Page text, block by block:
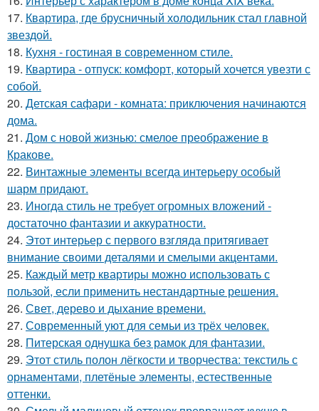
17. Квартира, где брусничный холодильник стал главной
звездой.
18. Кухня - гостиная в современном стиле.
19. Квартира - отпуск: комфорт, который хочется увезти с
собой.
20. Детская сафари - комната: приключения начинаются
дома.
21. Дом с новой жизнью: смелое преображение в
Кракове.
22. Винтажные элементы всегда интерьеру особый
шарм придают.
23. Иногда стиль не требует огромных вложений -
достаточно фантазии и аккуратности.
24. Этот интерьер с первого взгляда притягивает
внимание своими деталями и смелыми акцентами.
25. Каждый метр квартиры можно использовать с
пользой, если применить нестандартные решения.
26. Свет, дерево и дыхание времени.
27. Современный уют для семьи из трёх человек.
28. Питерская однушка без рамок для фантазии.
29. Этот стиль полон лёгкости и творчества: текстиль с
орнаментами, плетёные элементы, естественные
оттенки.